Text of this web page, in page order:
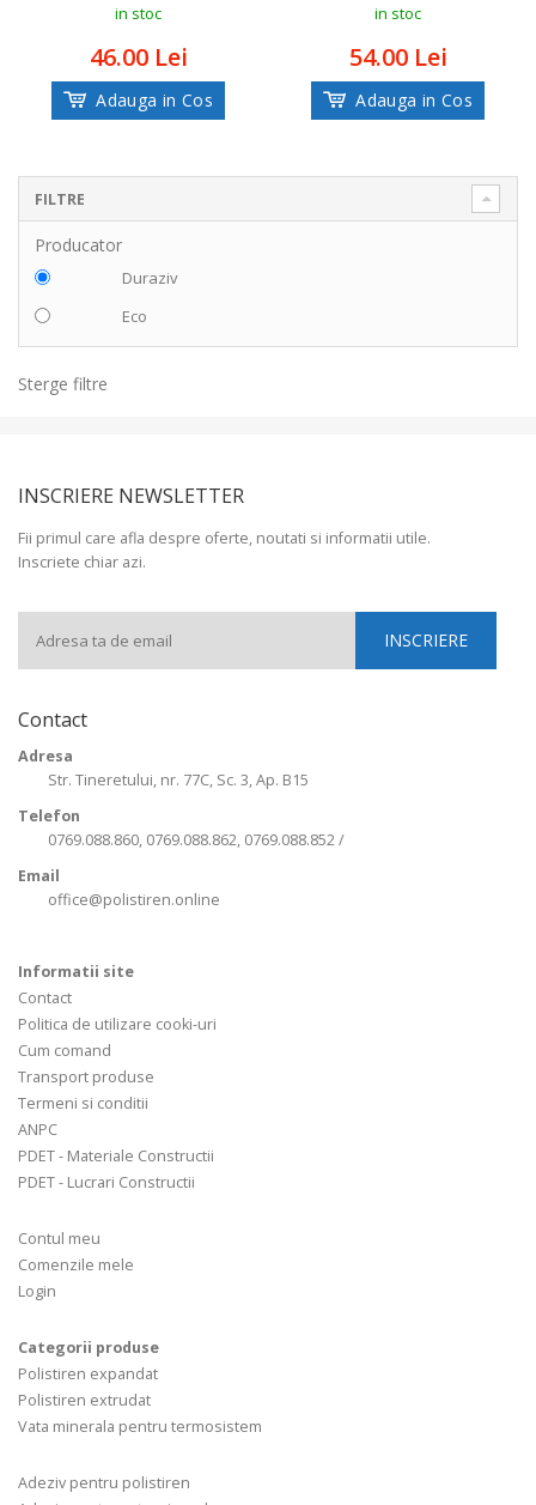
in stoc
46.00 Lei
Adauga in Cos
in stoc
54.00 Lei
Adauga in Cos
FILTRE
Producator
Duraziv
Eco
Sterge filtre
INSCRIERE NEWSLETTER
Fii primul care afla despre oferte, noutati si informatii utile.
Inscriete chiar azi.
Contact
Adresa
Str. Tineretului, nr. 77C, Sc. 3, Ap. B15
Telefon
0769.088.860, 0769.088.862, 0769.088.852 /
Email
office@polistiren.online
Informatii site
Contact
Politica de utilizare cooki-uri
Cum comand
Transport produse
Termeni si conditii
ANPC
PDET - Materiale Constructii
PDET - Lucrari Constructii
Contul meu
Comenzile mele
Login
Categorii produse
Polistiren expandat
Polistiren extrudat
Vata minerala pentru termosistem
Adeziv pentru polistiren